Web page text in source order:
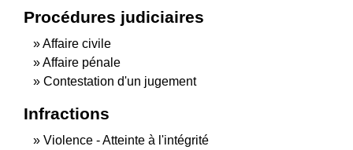
Procédures judiciaires
Affaire civile
Affaire pénale
Contestation d'un jugement
Infractions
Violence - Atteinte à l'intégrité